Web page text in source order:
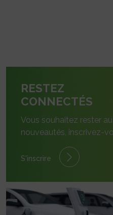
RESTEZ
CONNECTÉS
Vous souhaitez rester
nouveautés, inscrivez-
S'inscrire